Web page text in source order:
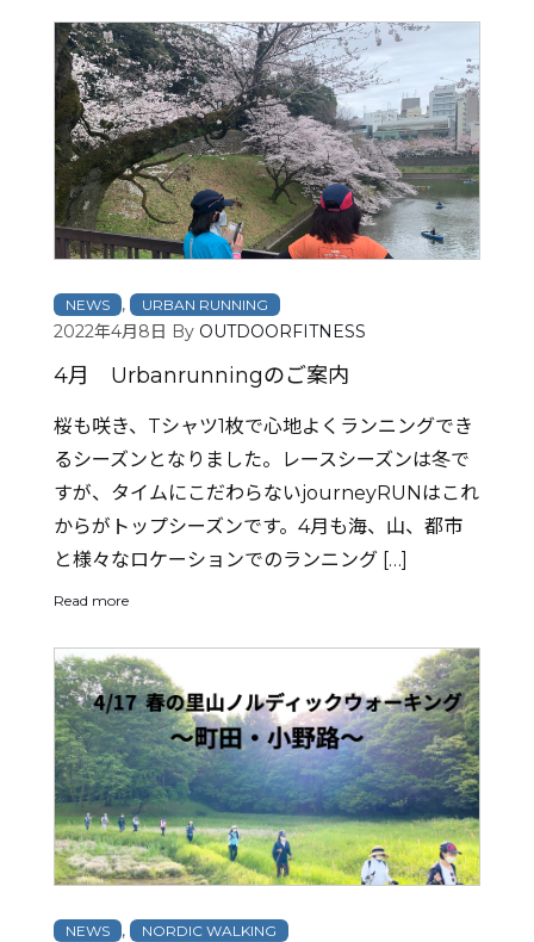
NEWS , URBAN RUNNING
2022年4月8日 By OUTDOORFITNESS
4月 Urbanrunningのご案内
桜も咲き、Tシャツ1枚で心地よくランニングでき
るシーズンとなりました。レースシーズンは冬で
すが、タイムにこだわらないjourneyRUNはこれ
からがトップシーズンです。4月も海、山、都市
と様々なロケーションでのランニング […]
Read more
NEWS , NORDIC WALKING